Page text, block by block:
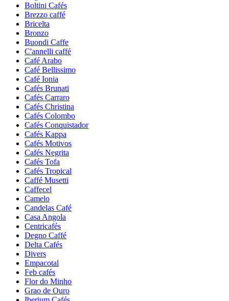
Boltini Cafés
Brezzo caffé
Bricelta
Bronzo
Buondi Caffe
C'annelli caffé
Café Arabo
Café Bellissimo
Café Ionia
Cafés Brunati
Cafés Carraro
Cafés Christina
Cafés Colombo
Cafés Conquistador
Cafés Kappa
Cafés Motivos
Cafés Negrita
Cafés Tofa
Cafés Tropical
Caffé Musetti
Caffecel
Camelo
Candelas Café
Casa Angola
Centricafés
Degno Caffé
Delta Cafés
Divers
Empacotal
Feb cafés
Flor do Minho
Grao de Ouro